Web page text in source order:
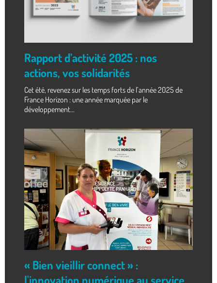
Rapport d’activité 2025 : nos
actions, vos solidarités
Cet été, revenez sur les temps forts de l’année 2025 de
France Horizon : une année marquée par le
développement...
« Bien vieillir connect » :
l'innovation numérique au service